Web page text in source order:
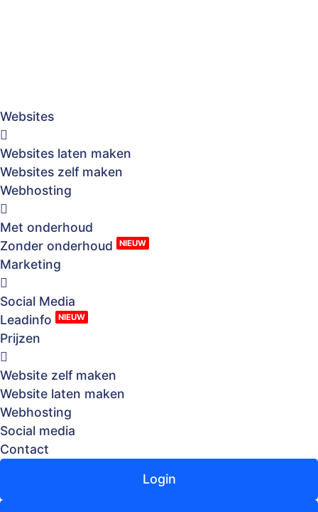
Websites
Websites laten maken
Websites zelf maken
Webhosting
Met onderhoud
Zonder onderhoud
NIEUW
Marketing
Social Media
Leadinfo
NIEUW
Prijzen
Website zelf maken
Website laten maken
Webhosting
Social media
Contact
Login